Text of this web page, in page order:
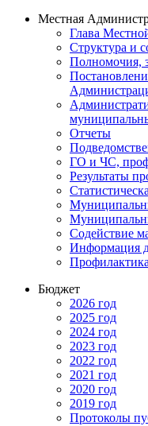
Местная
Глава
Структура и
Полномочия,
Отчеты
ГО и ЧС,
Результаты
Содействие
Информация
Бюджет
2026 год
2025 год
2024 год
2023 год
2022 год
2021 год
2020 год
2019 год
Протоколы